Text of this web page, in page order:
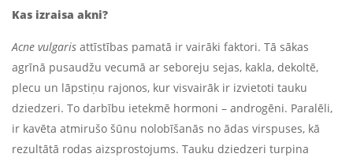
Kas izraisa akni?
Acne vulgaris attīstības pamatā ir vairāki faktori. Tā sākas
agrīnā pusaudžu vecumā ar seboreju sejas, kakla, dekoltē,
plecu un lāpstiņu rajonos, kur visvairāk ir izvietoti tauku
dziedzeri. To darbību ietekmē hormoni – androgēni. Paralēli,
ir kavēta atmirušo šūnu nolobīšanās no ādas virspuses, kā
rezultātā rodas aizsprostojums. Tauku dziedzeri turpina